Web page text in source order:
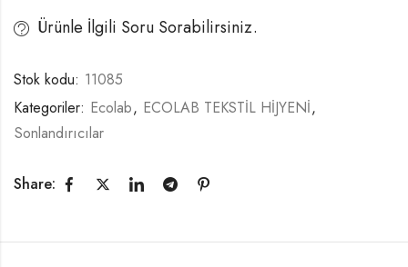
Ürünle İlgili Soru Sorabilirsiniz.
Stok kodu: 11085
Kategoriler: Ecolab, ECOLAB TEKSTİL HİJYENİ,
Sonlandırıcılar
Share: